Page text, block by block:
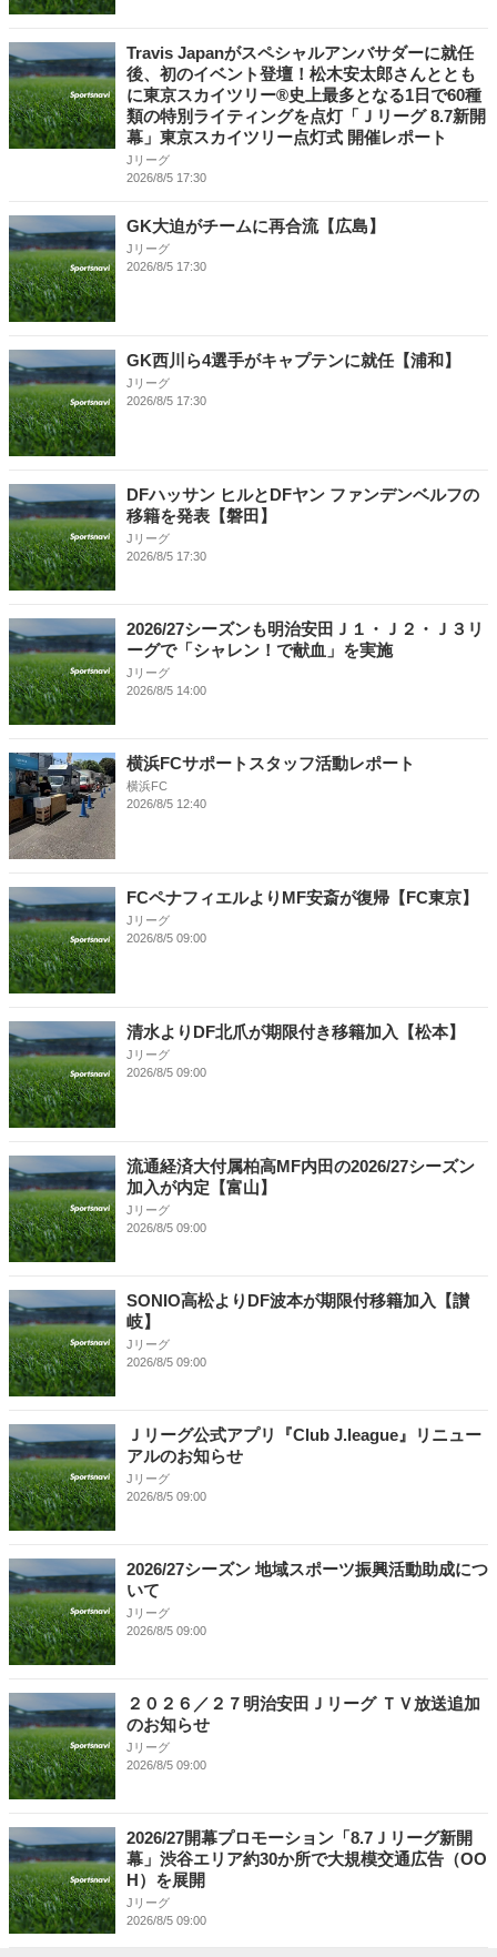
Travis Japanがスペシャルアンバサダーに就任
後、初のイベント登壇！松木安太郎さんととも
に東京スカイツリー®史上最多となる1日で60種
類の特別ライティングを点灯「Ｊリーグ 8.7新開
幕」東京スカイツリー点灯式 開催レポート
Jリーグ
2026/8/5 17:30
GK大迫がチームに再合流【広島】
Jリーグ
2026/8/5 17:30
GK西川ら4選手がキャプテンに就任【浦和】
Jリーグ
2026/8/5 17:30
DFハッサン ヒルとDFヤン ファンデンベルフの
移籍を発表【磐田】
Jリーグ
2026/8/5 17:30
2026/27シーズンも明治安田Ｊ１・Ｊ２・Ｊ３リ
ーグで「シャレン！で献血」を実施
Jリーグ
2026/8/5 14:00
横浜FCサポートスタッフ活動レポート
横浜FC
2026/8/5 12:40
FCペナフィエルよりMF安斎が復帰【FC東京】
Jリーグ
2026/8/5 09:00
清水よりDF北爪が期限付き移籍加入【松本】
Jリーグ
2026/8/5 09:00
流通経済大付属柏高MF内田の2026/27シーズン
加入が内定【富山】
Jリーグ
2026/8/5 09:00
SONIO高松よりDF波本が期限付移籍加入【讃
岐】
Jリーグ
2026/8/5 09:00
Ｊリーグ公式アプリ『Club J.league』リニュー
アルのお知らせ
Jリーグ
2026/8/5 09:00
2026/27シーズン 地域スポーツ振興活動助成につ
いて
Jリーグ
2026/8/5 09:00
２０２６／２７明治安田Ｊリーグ ＴＶ放送追加
のお知らせ
Jリーグ
2026/8/5 09:00
2026/27開幕プロモーション「8.7Ｊリーグ新開
幕」渋谷エリア約30か所で大規模交通広告（OO
H）を展開
Jリーグ
2026/8/5 09:00